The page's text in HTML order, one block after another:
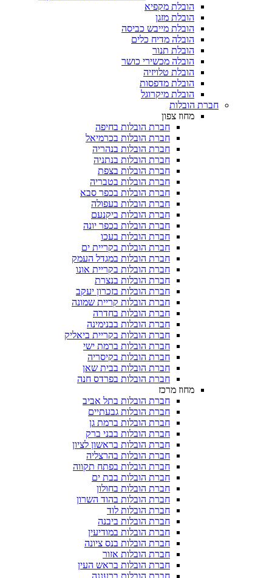
הובלת מקפיא​
הובלת מזגן​
הובלת מייבש כביסה
הובלה מדיח כלים
הובלת תנור
הובלה מכשירי כושר
הובלת טלויזיה
הובלת מדפסות
הובלת מיקרוגל
חברת הובלות
מחוז צפון
חברת הובלות בחיפה
חברת הובלות בכרמיאל
חברת הובלות בנהריה
חברת הובלות בנתניה
חברת הובלות בצפת
חברת הובלות בטבריה
חברת הובלות בכפר סבא
חברת הובלות בעפולה
חברת הובלות ביקנעם
חברת הובלות בכפר יונה
חברת הובלות בעכו
חברת הובלות בקריית ים
חברת הובלות במגדל העמק
חברת הובלות בקריית אונו
חברת הובלות בנצרת
חברת הובלות בזכרון יעקב
חברת הובלות קריית שמונה
חברת הובלות בחדרה
חברת הובלות בבנימינה
חברת הובלות בקריית ביאליק
חברת הובלות ברמת ישי
חברת הובלות בקיסריה
חברת הובלות בבית שאן
חברת הובלות בפרדס חנה
מחוז מרכז
חברת הובלות בתל אביב
חברת הובלות גבעתיים
חברת הובלות ברמת גן
חברת הובלות בבני ברק
חברת הובלות בראשון לציון
חברת הובלות בהרצליה
חברת הובלות בפתח תקווה
חברת הובלות בבת ים
חברת הובלות בחולון
חברת הובלות בהוד השרון
חברת הובלות לוד
חברת הובלות ביבנה
חברת הובלות במודיעין
חברת הובלות בנס ציונה
חברת הובלות אזור
חברת הובלות בראש העין
חברת הובלות ברעננה